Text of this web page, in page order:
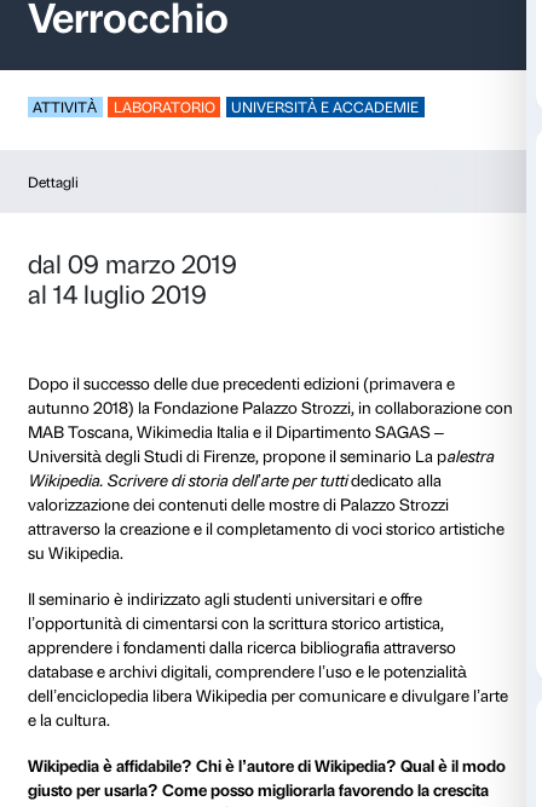
La palestra
Verrocchio
Dettagli
dal 09 marzo 2019
al 14 luglio 2019
Dopo il successo delle due precedenti edizioni
autunno 2018) la Fondazione Palazzo Strozzi, in
MAB Toscana, Wikimedia Italia e il Dipartimento
Università degli Studi di Firenze, propone il